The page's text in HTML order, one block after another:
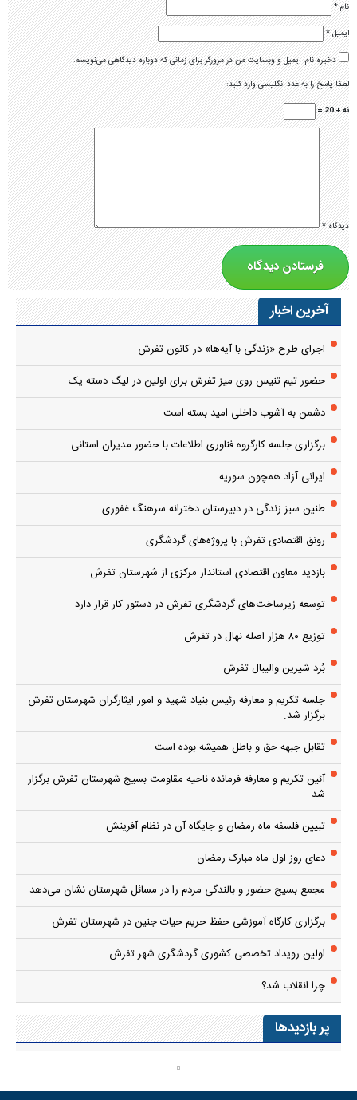
نام*
ایمیل*
ذخیره نام، ایمیل و وبسایت من در مرورگر برای زمانی که دوباره دیدگاهی می‌نویسم.
لطفا پاسخ را به عدد انگلیسی وارد کنید:
نه + 20 =
دیدگاه*
آخرین اخبار
اجرای طرح «زندگی با آیه‌ها» در کانون تفرش
حضور تیم تنیس روی میز تفرش برای اولین در لیگ دسته یک
دشمن به آشوب داخلی امید بسته است
برگزاری جلسه کارگروه فناوری اطلاعات با حضور مدیران استانی
ایرانی آزاد همچون سوریه
طنین سبز زندگی در دبیرستان دخترانه سرهنگ غفوری
رونق اقتصادی تفرش با پروژه‌های گردشگری
بازدید معاون اقتصادی استاندار مرکزی از شهرستان تفرش
توسعه زیرساخت‌های گردشگری تفرش در دستور کار قرار دارد
توزیع ۸۰ هزار اصله نهال در تفرش
بُرد شیرین والیبال تفرش
جلسه تکریم و معارفه رئیس بنیاد شهید و امور ایثارگران شهرستان تفرش
برگزار شد.
تقابل جبهه حق و باطل همیشه بوده است
آئین تکریم و معارفه فرمانده ناحیه مقاومت بسیج شهرستان تفرش برگزار
شد
تبیین فلسفه ماه رمضان و جایگاه آن در نظام آفرینش
دعای روز اول ماه مبارک رمضان
مجمع بسیج حضور و بالندگی مردم را در مسائل شهرستان نشان می‌دهد
برگزاری کارگاه آموزشی حفظ حریم حیات جنین در شهرستان تفرش
اولین رویداد تخصصی کشوری گردشگری شهر تفرش
چرا انقلاب شد؟
پر بازدیدها